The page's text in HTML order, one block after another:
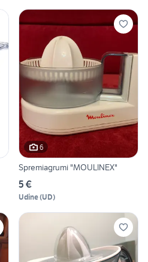
6
Spremiagrumi "MOULINEX"
5 €
Udine(UD)